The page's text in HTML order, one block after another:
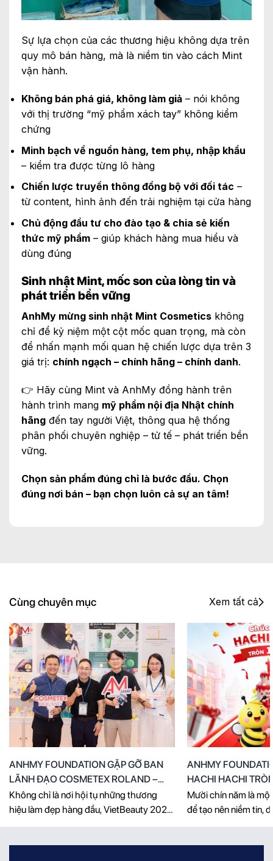
Sự lựa chọn của các thương hiệu không dựa trên
quy mô bán hàng, mà là niềm tin vào cách Mint
vận hành.
Không bán phá giá, không làm giả – nói không
với thị trường “mỹ phẩm xách tay” không kiểm
chứng
Minh bạch về nguồn hàng, tem phụ, nhập khẩu
– kiểm tra được từng lô hàng
Chiến lược truyền thông đồng bộ với đối tác –
từ content, hình ảnh đến trải nghiệm tại cửa hàng
Chủ động đầu tư cho đào tạo & chia sẻ kiến
thức mỹ phẩm – giúp khách hàng mua hiểu và
dùng đúng
Sinh nhật Mint, mốc son của lòng tin và
phát triển bền vững
AnhMy mừng sinh nhật Mint Cosmetics không
chỉ để kỷ niệm một cột mốc quan trọng, mà còn
để nhấn mạnh mối quan hệ chiến lược dựa trên 3
giá trị: chính ngạch – chính hãng – chính danh.
👉 Hãy cùng Mint và AnhMy đồng hành trên
hành trình mang mỹ phẩm nội địa Nhật chính
hãng đến tay người Việt, thông qua hệ thống
phân phối chuyên nghiệp – tử tế – phát triển bền
vững.
Chọn sản phẩm đúng chỉ là bước đầu. Chọn
đúng nơi bán – bạn chọn luôn cả sự an tâm!
Cùng chuyên mục Xem tất cả
ANHMY FOUNDATION GẶP GỠ BAN
LÃNH ĐẠO COSMETEX ROLAND –
HÀNH TRÌNH HIỂU CÂU CHUYỆN
THƯƠNG HIỆU, MANG SẢN PHẨM
Không chỉ là nơi hội tụ những thương
hiệu làm đẹp hàng đầu, VietBeauty 2026
ANHMY
HACHI HACHI
Mười chín năm là
để tạo nên niềm tin,